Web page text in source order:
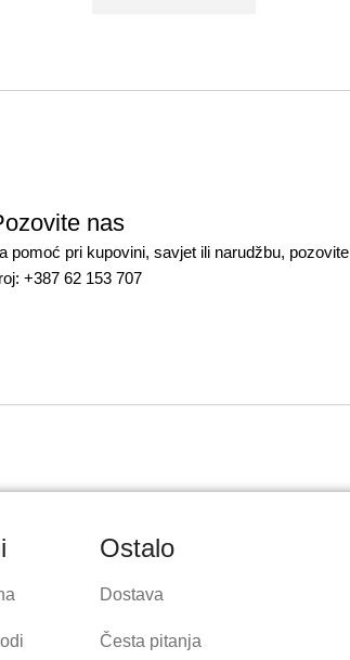
nas
pomoć pri kupovini, savjet ili narudžbu, pozovite
+387 62 153 707
Ostalo
Dostava
Česta pitanja